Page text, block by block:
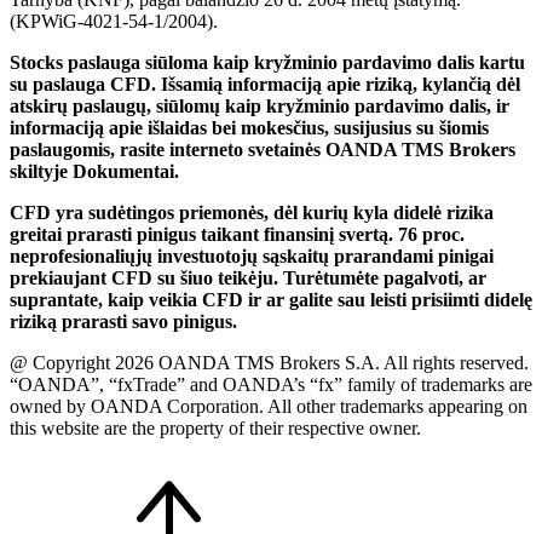
(KPWiG-4021-54-1/2004).
Stocks paslauga siūloma kaip kryžminio pardavimo dalis kartu
su paslauga CFD. Išsamią informaciją apie riziką, kylančią dėl
atskirų paslaugų, siūlomų kaip kryžminio pardavimo dalis, ir
informaciją apie išlaidas bei mokesčius, susijusius su šiomis
paslaugomis, rasite interneto svetainės OANDA TMS Brokers
skiltyje Dokumentai.
CFD yra sudėtingos priemonės, dėl kurių kyla didelė rizika
greitai prarasti pinigus taikant finansinį svertą. 76 proc.
neprofesionaliųjų investuotojų sąskaitų prarandami pinigai
prekiaujant CFD su šiuo teikėju. Turėtumėte pagalvoti, ar
suprantate, kaip veikia CFD ir ar galite sau leisti prisiimti didelę
riziką prarasti savo pinigus.
@ Copyright 2026 OANDA TMS Brokers S.A. All rights reserved.
“OANDA”, “fxTrade” and OANDA’s “fx” family of trademarks are
owned by OANDA Corporation. All other trademarks appearing on
this website are the property of their respective owner.